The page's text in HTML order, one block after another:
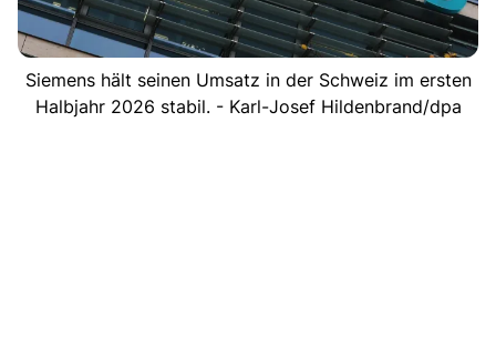
Siemens hält seinen Umsatz in der Schweiz im ersten
Halbjahr 2026 stabil. - Karl-Josef Hildenbrand/dpa